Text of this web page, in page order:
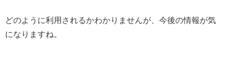
どのように利用されるかわかりませんが、今後の情報が気
になりますね。